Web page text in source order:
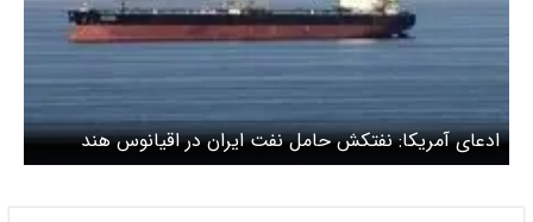
ادعای آمریکا: نفتکش حامل نفت ایران در اقیانوس هند
توقیف شد